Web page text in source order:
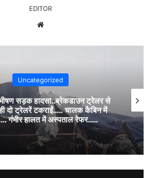
EDITOR
Uncategorized
सड़क हादसा..ब्रेकडाउन ट्रेलर से
दो ट्रेलरें टकराईं….. चालक कैबिन में
गंभीर हालत में अस्पताल रेफर…..